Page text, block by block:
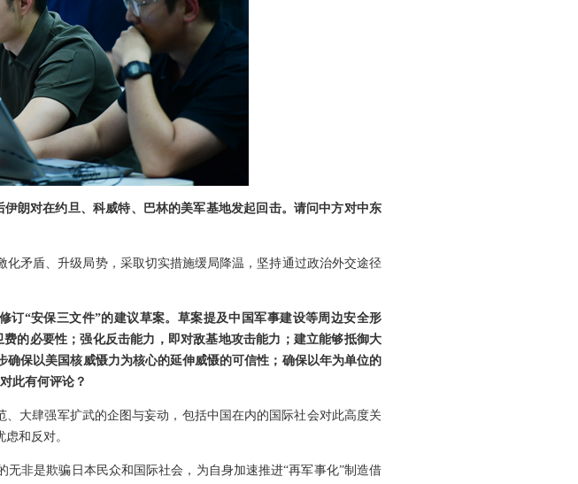
朗对在约旦、科威特、巴林的美军基地发起回击。请问中方对中东
矛盾、升级局势，采取切实措施缓局降温，坚持通过政治外交途径
订“安保三文件”的建议草案。草案提及中国军事建设等周边安全形
的必要性；强化反击能力，即对敌基地攻击能力；建立能够抵御大
保以美国核威慑力为核心的延伸威慑的可信性；确保以年为单位的
此有何评论？
大肆强军扩武的企图与妄动，包括中国在内的国际社会对此高度关
和反对。
非是欺骗日本民众和国际社会，为自身加速推进“再军事化”制造借